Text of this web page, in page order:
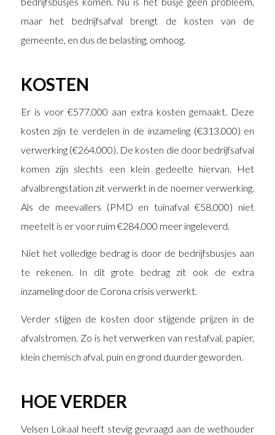
maar het bedrijfsafval brengt de kosten van de
gemeente, en dus de belasting, omhoog.
KOSTEN
Er is voor €577.000 aan extra kosten gemaakt. Deze
kosten zijn te verdelen in de inzameling (€313.000) en
verwerking (€264.000). De kosten die door bedrijfsafval
komen zijn slechts een klein gedeelte hiervan. Het
afvalbrengstation zit verwerkt in de noemer verwerking.
Als de meevallers (PMD en tuinafval €58.000) niet
meetelt is er voor ruim €284.000 meer ingeleverd.
Niet het volledige bedrag is door de bedrijfsbusjes aan
te rekenen. In dit grote bedrag zit ook de extra
inzameling door de Corona crisis verwerkt.
Verder stijgen de kosten door stijgende prijzen in de
afvalstromen. Zo is het verwerken van restafval, papier,
klein chemisch afval, puin en grond duurder geworden.
HOE VERDER
Velsen Lokaal heeft stevig gevraagd aan de wethouder